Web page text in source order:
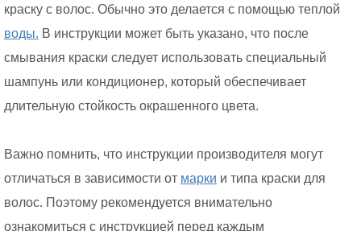
краску с волос. Обычно это делается с помощью теплой
воды. В инструкции может быть указано, что после
смывания краски следует использовать специальный
шампунь или кондиционер, который обеспечивает
длительную стойкость окрашенного цвета.
Важно помнить, что инструкции производителя могут
отличаться в зависимости от марки и типа краски для
волос. Поэтому рекомендуется внимательно
ознакомиться с инструкцией перед каждым